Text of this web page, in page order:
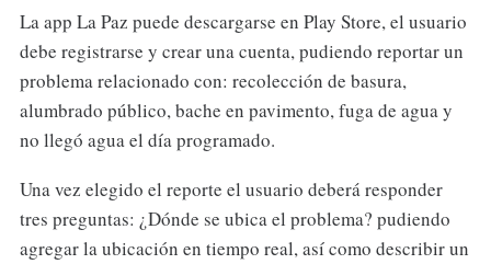
La app La Paz puede descargarse en Play Store, el usuario
debe registrarse y crear una cuenta, pudiendo reportar un
problema relacionado con: recolección de basura,
alumbrado público, bache en pavimento, fuga de agua y
no llegó agua el día programado.
Una vez elegido el reporte el usuario deberá responder
tres preguntas: ¿Dónde se ubica el problema? pudiendo
agregar la ubicación en tiempo real, así como describir un